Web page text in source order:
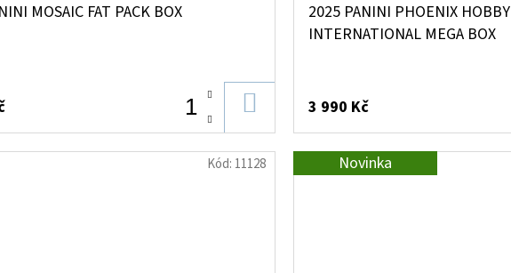
MOSAIC FAT PACK BOX
KOŠÍKU
2025 PANINI PHOENIX HOBBY
INTERNATIONAL MEGA BOX
3 990 Kč
Kód: 11128 Novinka